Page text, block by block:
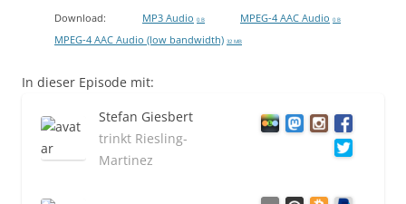
Download: MP3 Audio 0 B MPEG-4 AAC Audio 0 B
MPEG-4 AAC Audio (low bandwidth) 32 MB
In dieser Episode mit:
Stefan Giesbert
trinkt Riesling-
Martinez